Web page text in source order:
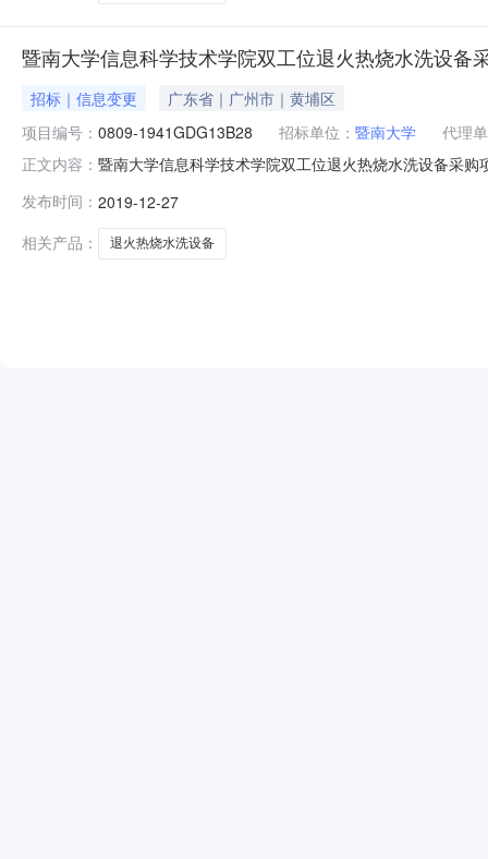
暨南大学信息科学技术学院双工位退火热烧水洗设备
招标｜信息变更
广东省｜广州市｜黄埔区
项目编号： 0809-1941GDG13B28 招标单位： 暨南大学
代理
正文内容： 暨南大学信息科学技术学院双工位退火热烧水洗设备采
用仪器仪表/教学专用仪器采购单位暨南大学行政区域广
发布时间： 2019-12-27
相关产品：
退火热烧水洗设备